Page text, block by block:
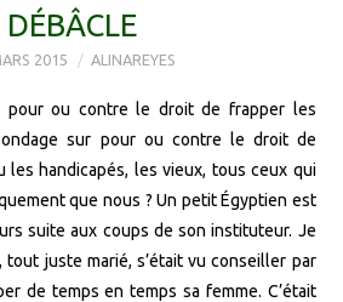
DÉBÂCLE
2015 ALINAREYES
pour ou contre le droit de frapper les
sur pour ou contre le droit de
les handicapés, les vieux, tous ceux qui
que nous ? Un petit Égyptien est
suite aux coups de son instituteur. Je
tout juste marié, s’était vu conseiller par
de temps en temps sa femme. C’était